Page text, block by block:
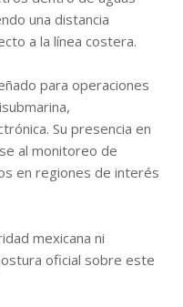
una distancia
a la línea costera.
para operaciones
Su presencia en
al monitoreo de
en regiones de interés
mexicana ni
oficial sobre este